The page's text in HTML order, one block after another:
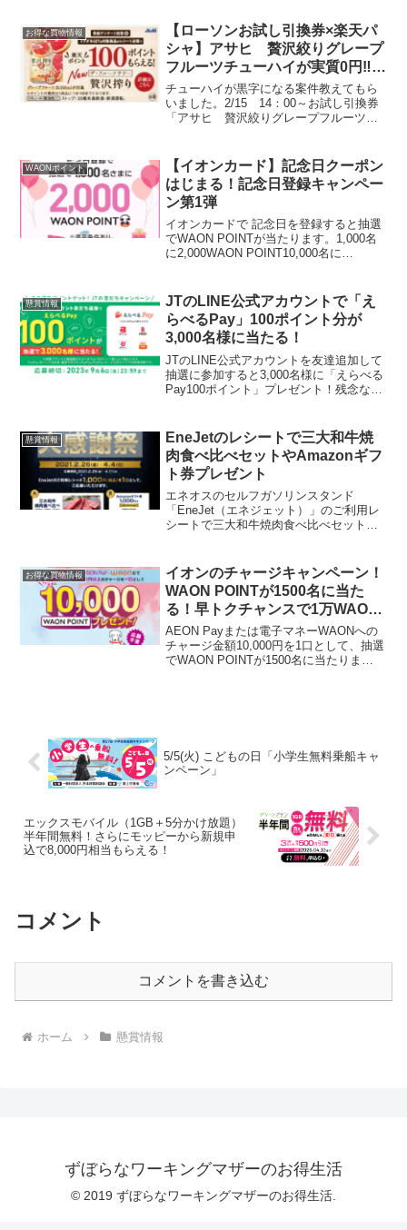
イ 5,000円分 1,000名※賞品の...
お得な買物情報
【ローソンお試し引換券×楽天パ
シャ】アサヒ 贅沢絞りグレープ
フルーツチューハイが実質0円‼
選べるPay1000円分が5000人に
当たる懸賞あり
チューハイが黒字になる案件教えてもら
いました。2/15 14：00～お試し引換券
「アサヒ 贅沢絞りグレープフルーツ」
レシート投稿で100ポイントもらえます。
承認され...
WAONポイント
【イオンカード】記念日クーポン
はじまる！記念日登録キャンペー
ン第1弾
イオンカードで 記念日を登録すると抽選
でWAON POINTが当たります。1,000名
に2,000WAON POINT10,000名に
10,00...
懸賞情報
JTのLINE公式アカウントで「え
らべるPay」100ポイント分が
3,000名様に当たる！
JTのLINE公式アカウントを友達追加して
抽選に参加すると3,000名様に「えらべる
Pay100ポイント」プレゼント！残念なが
トで#キャンペーン 開催！...
懸賞情報
EneJetのレシートで三大和牛焼
肉食べ比べセットやAmazonギフ
ト券プレゼント
エネオスのセルフガソリンスタンド
「EneJet（エネジェット）」のご利用レ
シートで三大和牛焼肉食べ比べセットや
募●Aコース： 三大和牛焼肉食べ比べ（神
戸...
お得な買物情報
イオンのチャージキャンペーン！
WAON POINTが1500名に当た
る！早トクチャンスで1万WAON
POINT当たるかも
AEON Payまたは電子マネーWAONへの
チャージ金額10,000円を1口として、抽選
でWAON POINTが1500名に当たりま
5/5(火) こどもの日「小学生無料乗船キャ
ンペーン」
エックスモバイル（1GB＋5分かけ放題）
半年間無料！さらにモッピーから新規申
込で8,000円相当もらえる！
コメント
コメントを書き込む
ホーム 懸賞情報
ずぼらなワーキングマザーのお得生活
© 2019 ずぼらなワーキングマザーのお得生活.